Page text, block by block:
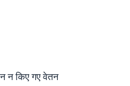
न किए गए वेतन